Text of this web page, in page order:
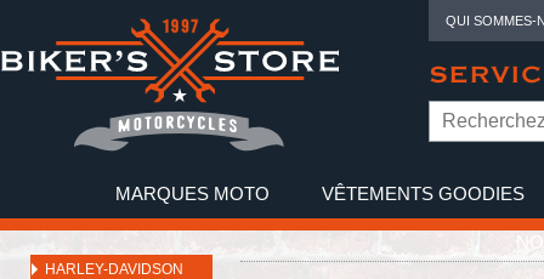
QUI SOMMES-
MARQUES MOTO VÊTEMENTS GOODIES
HARLEY-DAVIDSON